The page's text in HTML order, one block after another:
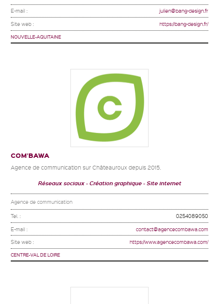
E-mail : julien@bang-design.fr
Site web : https://bang-design.fr/
NOUVELLE-AQUITAINE
COM’BAWA
Agence de communication sur Châteauroux depuis 2015.
Réseaux sociaux Création graphique Site internet
Agence de communication
Tel. : 0254089050
E-mail : contact@agencecombawa.com
Site web : https://www.agencecombawa.com/
CENTRE-VAL DE LOIRE